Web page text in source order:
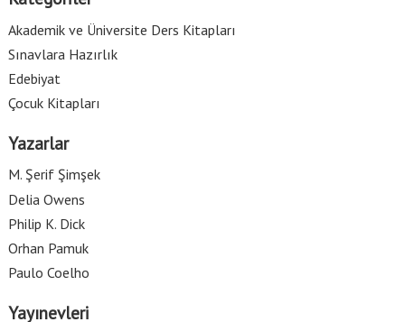
Akademik ve Üniversite Ders Kitapları
Sınavlara Hazırlık
Edebiyat
Çocuk Kitapları
Yazarlar
M. Şerif Şimşek
Delia Owens
Philip K. Dick
Orhan Pamuk
Paulo Coelho
Yayınevleri